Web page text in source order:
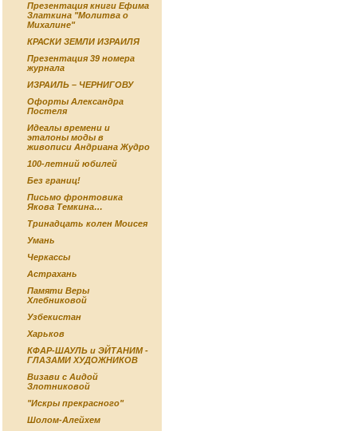
Презентация книги Ефима
Златкина "Молитва о
Михалине"
КРАСКИ ЗЕМЛИ ИЗРАИЛЯ
Презентация 39 номера
журнала
ИЗРАИЛЬ – ЧЕРНИГОВУ
Офорты Александра
Постеля
Идеалы времени и
эталоны моды в
живописи Андриана Жудро
100-летний юбилей
Без границ!
Письмо фронтовика
Якова Темкина…
Тринадцать колен Моисея
Умань
Черкассы
Астрахань
Памяти Веры
Хлебниковой
Узбекистан
Харьков
КФАР-ШАУЛЬ и ЭЙТАНИМ -
ГЛАЗАМИ ХУДОЖНИКОВ
Визави с Аидой
Злотниковой
"Искры прекрасного"
Шолом-Алейхем